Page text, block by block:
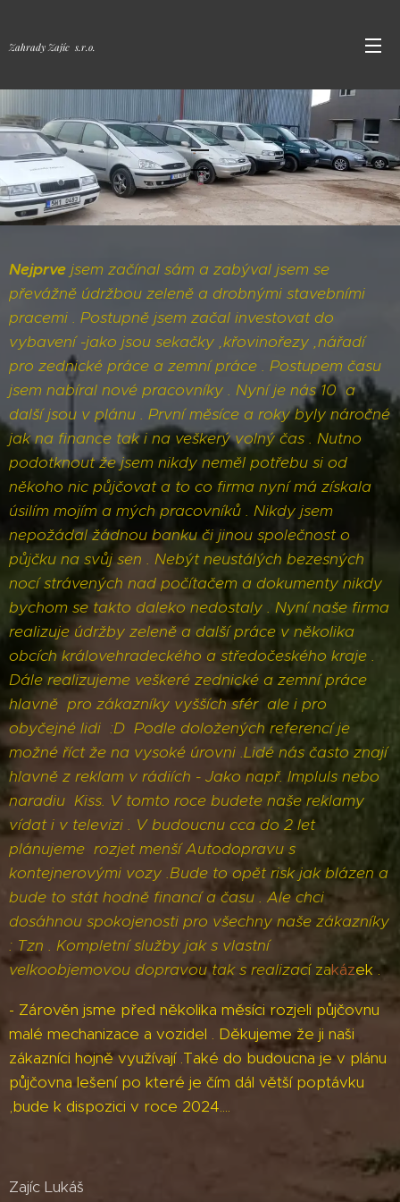
Zahrady Zajíc s.r.o.
Nejprve jsem začínal sám a zabýval jsem se
převážně údržbou zeleně a drobnými stavebními
pracemi . Postupně jsem začal investovat do
vybavení -jako jsou sekačky ,křovinořezy ,nářadí
pro zednické práce a zemní práce . Postupem času
jsem nabíral nové pracovníky . Nyní je nás 10 a
další jsou v plánu . První měsíce a roky byly náročné
jak na finance tak i na veškerý volný čas . Nutno
podotknout že jsem nikdy neměl potřebu si od
někoho nic půjčovat a to co firma nyní má získala
úsilím mojím a mých pracovníků . Nikdy jsem
nepožádal žádnou banku či jinou společnost o
půjčku na svůj sen . Nebýt neustálých bezesných
nocí strávených nad počítačem a dokumenty nikdy
bychom se takto daleko nedostaly . Nyní naše firma
realizuje údržby zeleně a další práce v několika
obcích královehradeckého a středočeského kraje .
Dále realizujeme veškeré zednické a zemní práce
hlavně pro zákazníky vyšších sfér ale i pro
obyčejné lidi :D Podle doložených referencí je
možné říct že na vysoké úrovni .Lidé nás často znají
hlavně z reklam v rádiích - Jako např. Impluls nebo
naradiu Kiss. V tomto roce budete naše reklamy
vídat i v televizi . V budoucnu cca do 2 let
plánujeme rozjet menší Autodopravu s
kontejnerovými vozy .Bude to opět risk jak blázen a
bude to stát hodně financí a času . Ale chci
dosáhnou spokojenosti pro všechny naše zákazníky
: Tzn . Kompletní služby jak s vlastní
velkoobjemovou dopravou tak s realizací zakázek .
- Zárověn jsme před několika měsíci rozjeli půjčovnu
malé mechanizace a vozidel . Děkujeme že ji naši
zákazníci hojně využívají .Také do budoucna je v plánu
půjčovna lešení po které je čím dál větší poptávku
,bude k dispozici v roce 2024....
Zajíc Lukáš